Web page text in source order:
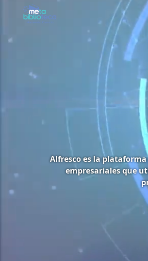
Alfresco es la
empresariales que